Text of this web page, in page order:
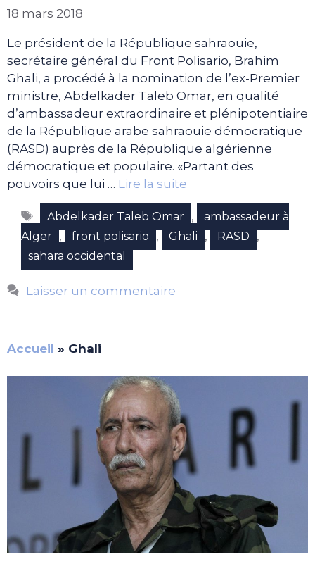
18 mars 2018
Le président de la République sahraouie,
secrétaire général du Front Polisario, Brahim
Ghali, a procédé à la nomination de l’ex-Premier
ministre, Abdelkader Taleb Omar, en qualité
d’ambassadeur extraordinaire et plénipotentiaire
de la République arabe sahraouie démocratique
(RASD) auprès de la République algérienne
démocratique et populaire. «Partant des
pouvoirs que lui … Lire la suite
Étiquettes
Abdelkader Taleb Omar ,
ambassadeur à
Alger , front polisario , Ghali , RASD ,
sahara occidental
Laisser un commentaire
Accueil » Ghali